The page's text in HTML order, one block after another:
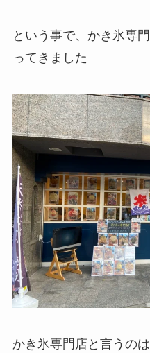
という事で、かき氷専
ってきました
かき氷専門店と言うの